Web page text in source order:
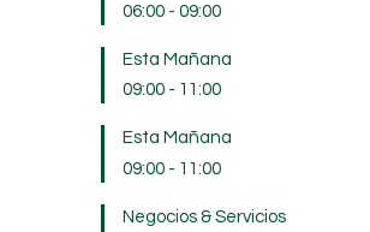
06:00 - 09:00
Esta Mañana
09:00 - 11:00
Esta Mañana
09:00 - 11:00
Negocios & Servicios